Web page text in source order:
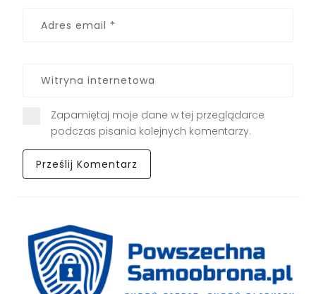
Zapamiętaj moje dane w tej przeglądarce
podczas pisania kolejnych komentarzy.